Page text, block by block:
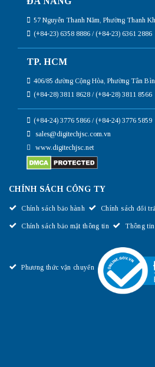
57 Nguyễn Thanh Năm, Phường Thanh
(+84-23) 6358 8886 / (+84-23) 6361 2886
TP. HCM
406/85 đường Cộng Hòa, Phường Tân
(+84-28) 3811 8628 / (+84-28) 3811 8566
(+84-24) 3776 5866 / (+84-24) 3776 5859
sales@digitechjsc.com.vn
www.digitechjsc.net
CHÍNH SÁCH CÔNG TY
Chính sách bảo hành Chính sách đổi trả
Chính sách bảo mật thông tin Thông
Phương thức vận chuyển